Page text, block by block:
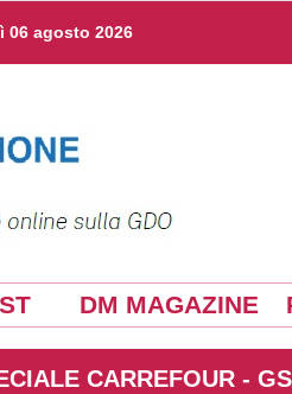
06 agosto 2026
DM MAGAZINE
CARREFOUR - GS